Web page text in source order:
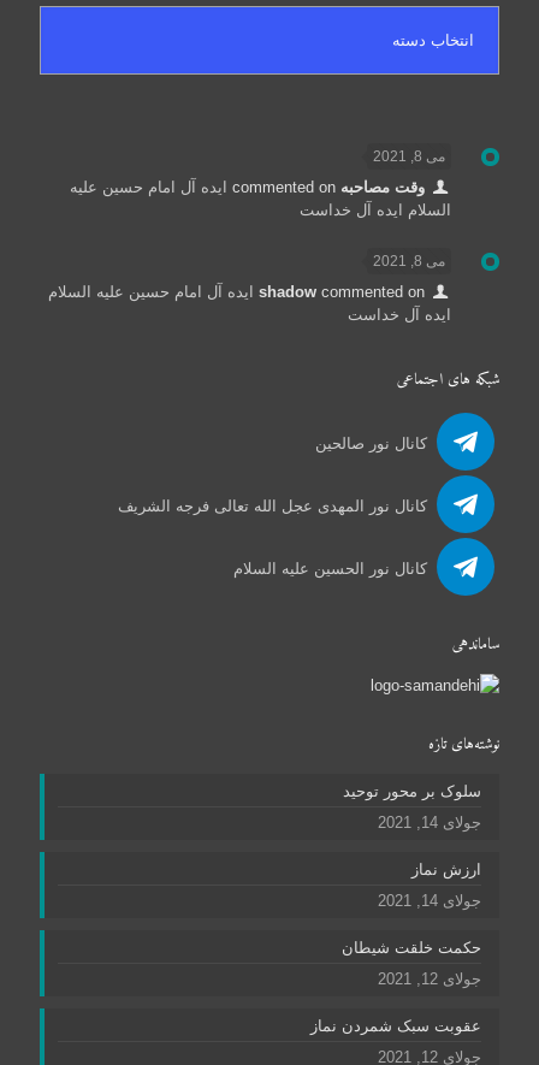
می 8, 2021
وقت مصاحبه commented on
ایده آل امام حسین علیه
السلام ایده آل خداست
می 8, 2021
shadowcommented on
ایده آل امام حسین علیه السلام
ایده آل خداست
شبکه های اجتماعی
کانال نور صالحین
کانال نور المهدی عجل الله تعالی فرجه الشریف
کانال نور الحسین علیه السلام
ساماندهی
نوشته‌های تازه
سلوک بر محور توحید
جولای 14, 2021
ارزش نماز
جولای 14, 2021
حکمت خلقت شیطان
جولای 12, 2021
عقوبت سبک شمردن نماز
جولای 12, 2021